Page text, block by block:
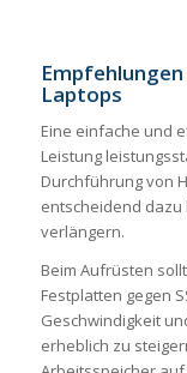
Laptops
Eine einfache und
Leistung
Durchführung von
entscheidend
verlängern.
Beim Aufrüsten
Festplatten gegen
Geschwindigkeit
erheblich zu